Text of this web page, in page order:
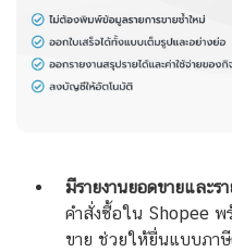
มีรายงานยอดขายและร
คำสั่งซื้อใน Shopee พ
ขาย ช่วยให้ยื่นแบบภา